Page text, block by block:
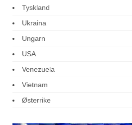
Tyskland
Ukraina
Ungarn
USA
Venezuela
Vietnam
Østerrike